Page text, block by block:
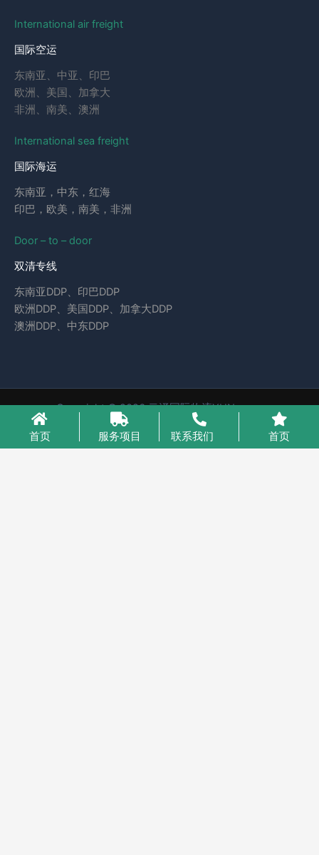
International air freight
国际空运
东南亚、中亚、印巴
欧洲、美国、加拿大
非洲、南美、澳洲
International sea freight
国际海运
东南亚，中东，红海
印巴，欧美，南美，非洲
Door – to – door
双清专线
东南亚DDP、印巴DDP
欧洲DDP、美国DDP、加拿大DDP
澳洲DDP、中东DDP
Copyright © 2026 云泽国际物流YUNcargo
粤ICP备2023046221号-1
首页 服务项目 联系我们 首页